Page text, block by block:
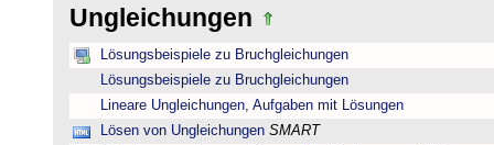
Ungleichungen
Lösungsbeispiele zu Bruchgleichungen
Lösungsbeispiele zu Bruchgleichungen
Lineare Ungleichungen, Aufgaben mit Lösungen
Lösen von Ungleichungen SMART